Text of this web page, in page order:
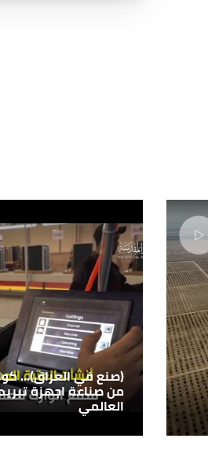
(صنع في العراق)...
من صناعة اجهزة
العالمي